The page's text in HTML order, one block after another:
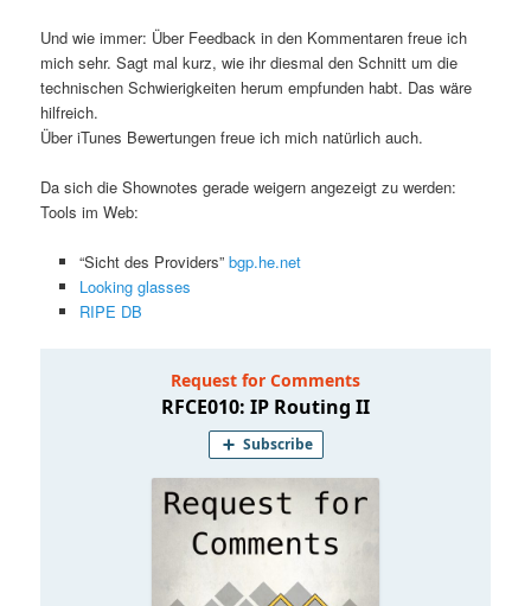
Und wie immer: Über Feedback in den Kommentaren freue ich
mich sehr. Sagt mal kurz, wie ihr diesmal den Schnitt um die
technischen Schwierigkeiten herum empfunden habt. Das wäre
hilfreich.
Über iTunes Bewertungen freue ich mich natürlich auch.
Da sich die Shownotes gerade weigern angezeigt zu werden:
Tools im Web:
“Sicht des Providers” bgp.he.net
Looking glasses
RIPE DB